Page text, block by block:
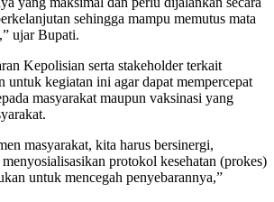
sehingga mampu memutus mata
ujar Bupati.
Kepolisian serta stakeholder terkait
untuk kegiatan ini agar dapat mempercepat
masyarakat maupun vaksinasi yang
masyarakat, kita harus bersinergi,
protokol kesehatan (prokes)
untuk mencegah penyebarannya,”